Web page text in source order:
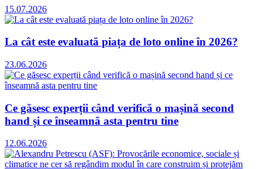
15.07.2026
La cât este evaluată piața de loto online în 2026?
23.06.2026
Ce găsesc experții când verifică o mașină second
hand și ce înseamnă asta pentru tine
12.06.2026